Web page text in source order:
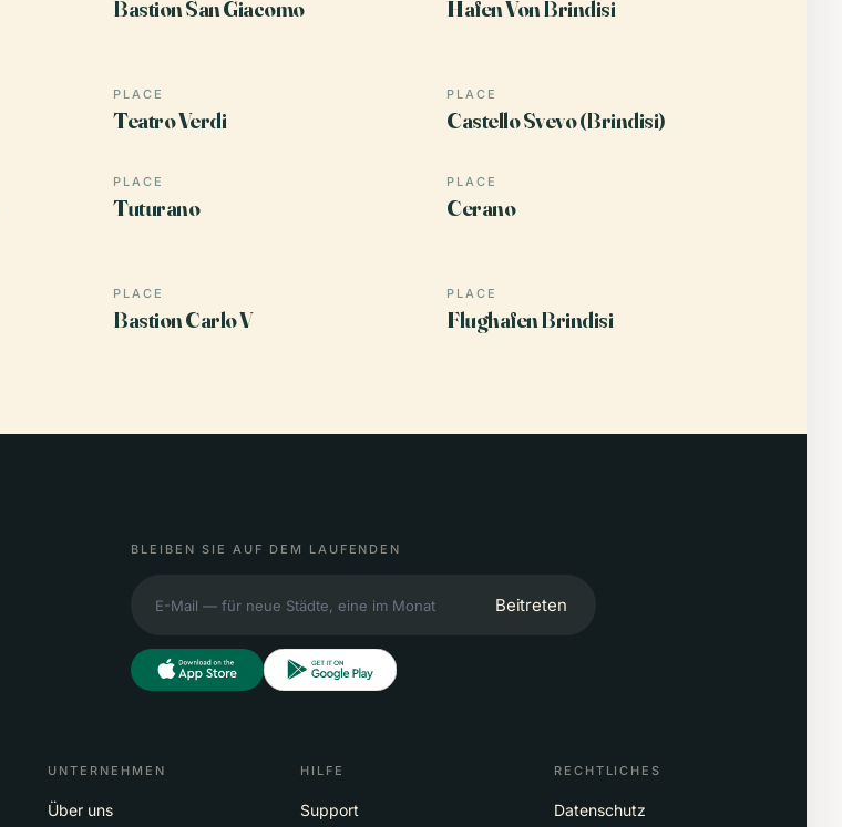
Bastion San Giacomo Hafen Von Brindisi
PLACE
Teatro Verdi
PLACE
Castello Svevo (Brindisi)
PLACE
Tuturano
PLACE
Cerano
PLACE
Bastion Carlo V
PLACE
Flughafen Brindisi
BLEIBEN SIE AUF DEM LAUFENDEN
Beitreten
UNTERNEHMEN
Über uns
HILFE
Support
RECHTLICHES
Datenschutz